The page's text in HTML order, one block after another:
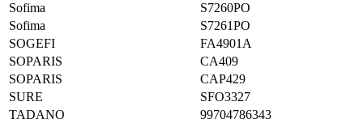
Sofima
S7260PO
Sofima
S7261PO
SOGEFI
FA4901A
SOPARIS
CA409
SOPARIS
CAP429
SURE
SFO3327
TADANO
99704786343